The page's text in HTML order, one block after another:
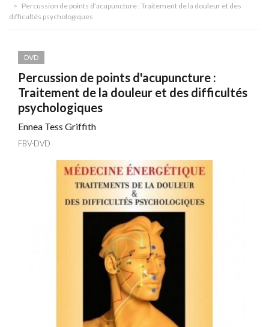
> Percussion de points d'acupuncture : Traitement de la douleur et des
difficultés psychologiques
DVD
Percussion de points d'acupuncture :
Traitement de la douleur et des difficultés
psychologiques
Ennea Tess Griffith
FBV-DVD